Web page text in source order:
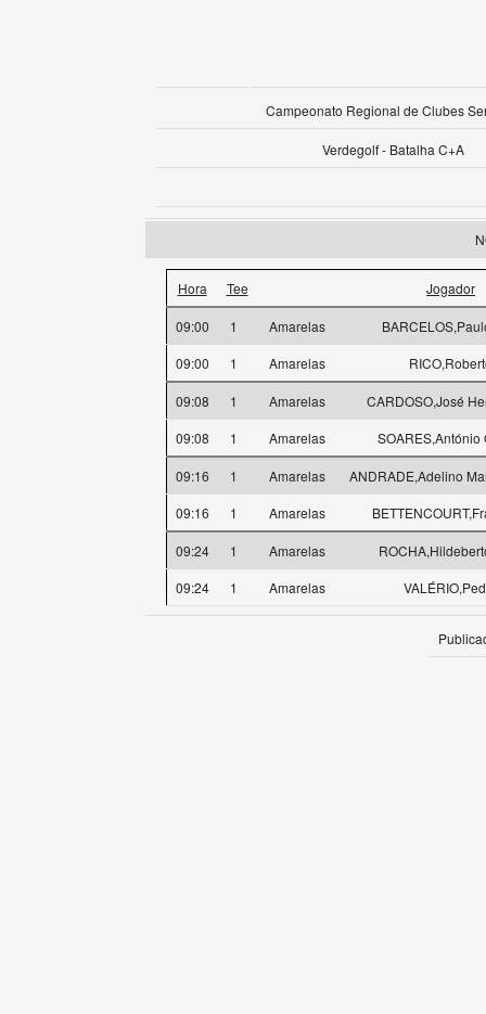
Campeonato Regional de Clubes
Verdegolf - Batalha C+A
Hora Tee Jogador
09:00 1 Amarelas
09:00
1 Amarelas
09:08 1 Amarelas
CARDOSO,José
09:08
1 Amarelas SOARES,António
09:16 1 Amarelas
ANDRADE,Adelino
09:16
1 Amarelas
09:24 1 Amarelas
09:24
1 Amarelas